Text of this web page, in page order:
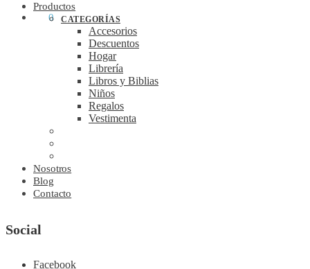
0
Productos
CATEGORÍAS
Accesorios
Descuentos
Hogar
Librería
Libros y Biblias
Niños
Regalos
Vestimenta
Nosotros
Blog
Contacto
Social
Facebook